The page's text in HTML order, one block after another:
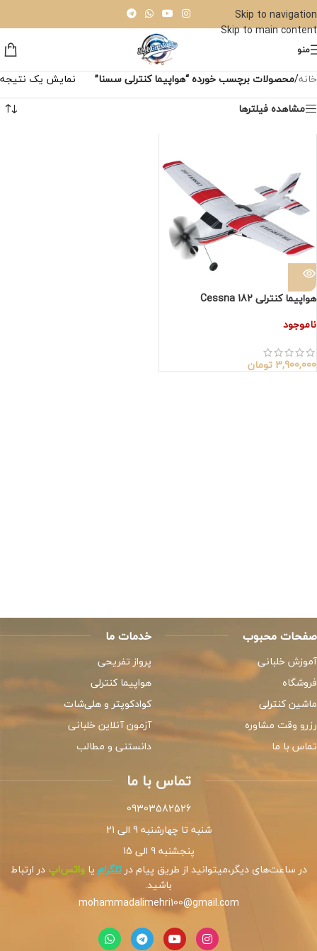
Skip to navigation
Skip to main content
منو
خانه/محصولات برچسب خورده “هواپیما کنترلی سسنا”
نمایش یک نتیجه
مشاهده فیلترها
هواپیما کنترلی Cessna 182
ناموجود
3,900,000 تومان
صفحات محبوب
آموزش خلبانی
فروشگاه
ماشین کنترلی
رزرو وقت مشاوره
تماس با ما
خدمات ما
پرواز تفریحی
هواپیما کنترلی
کوادکوپتر و هلی‌شات
آزمون آنلاین خلبانی
دانستنی و مطالب
تماس با ما
09303582526
شنبه تا چهارشنبه 9 الی 21
پنجشنبه 9 الی 15
در ساعت‌های دیگر،میتوانید از طریق پیام درتلگرام یاواتس‌اپدر ارتباط
باشید.
mohammadalimehri100@gmail.com